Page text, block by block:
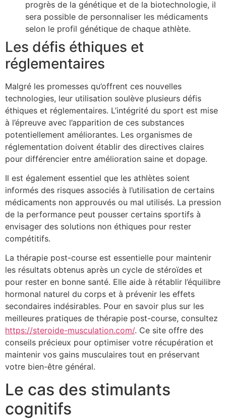
progrès de la génétique et de la biotechnologie, il
sera possible de personnaliser les médicaments
selon le profil génétique de chaque athlète.
Les défis éthiques et
réglementaires
Malgré les promesses qu’offrent ces nouvelles
technologies, leur utilisation soulève plusieurs défis
éthiques et réglementaires. L’intégrité du sport est mise
à l’épreuve avec l’apparition de ces substances
potentiellement améliorantes. Les organismes de
réglementation doivent établir des directives claires
pour différencier entre amélioration saine et dopage.
Il est également essentiel que les athlètes soient
informés des risques associés à l’utilisation de certains
médicaments non approuvés ou mal utilisés. La pression
de la performance peut pousser certains sportifs à
envisager des solutions non éthiques pour rester
compétitifs.
La thérapie post-course est essentielle pour maintenir
les résultats obtenus après un cycle de stéroïdes et
pour rester en bonne santé. Elle aide à rétablir l’équilibre
hormonal naturel du corps et à prévenir les effets
secondaires indésirables. Pour en savoir plus sur les
meilleures pratiques de thérapie post-course, consultez
https://steroide-musculation.com/. Ce site offre des
conseils précieux pour optimiser votre récupération et
maintenir vos gains musculaires tout en préservant
votre bien-être général.
Le cas des stimulants
cognitifs